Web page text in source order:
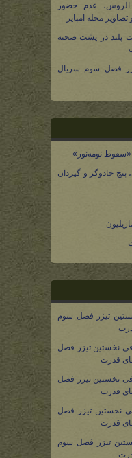
الروس، عدم حضور
مجله امپایر
پلید در پشت صحنه
فصل سوم سریال
پنج جادوگر و گیردان
تیزر فصل سوم
نخستین تیزر فصل
قدرت
نخستین تیزر فصل
قدرت
نخستین تیزر فصل
قدرت
تیزر فصل سوم